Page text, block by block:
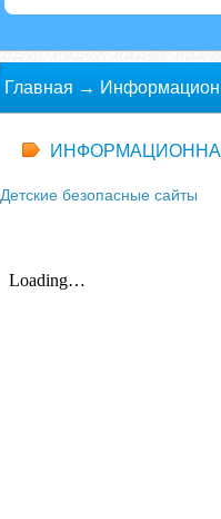
Главная →
Детские безопасные сайты